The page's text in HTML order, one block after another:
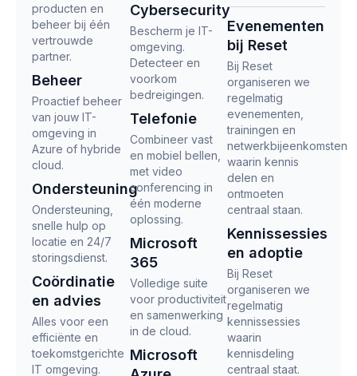
producten en
beheer bij één
vertrouwde
partner.
Beheer
Proactief beheer
van jouw IT-
omgeving in
Azure of hybride
cloud.
Ondersteuning
Ondersteuning,
snelle hulp op
locatie en 24/7
storingsdienst.
Coördinatie
en advies
Alles voor een
efficiënte en
toekomstgerichte
IT omgeving.
Cybersecurity
Bescherm je IT-
omgeving.
Detecteer en
voorkom
bedreigingen.
Telefonie
Combineer vast
en mobiel bellen,
met video
conferencing in
één moderne
oplossing.
Microsoft
365
Volledige suite
voor productiviteit
en samenwerking
in de cloud.
Microsoft
Evenementen
bij Reset
Bij Reset
organiseren we
regelmatig
evenementen,
trainingen en
netwerkbijeenkomsten
waarin kennis
delen en
ontmoeten
centraal staan.
Kennissessies
en adoptie
Bij Reset
organiseren we
regelmatig
kennissessies
waarin
kennisdeling
centraal staat.